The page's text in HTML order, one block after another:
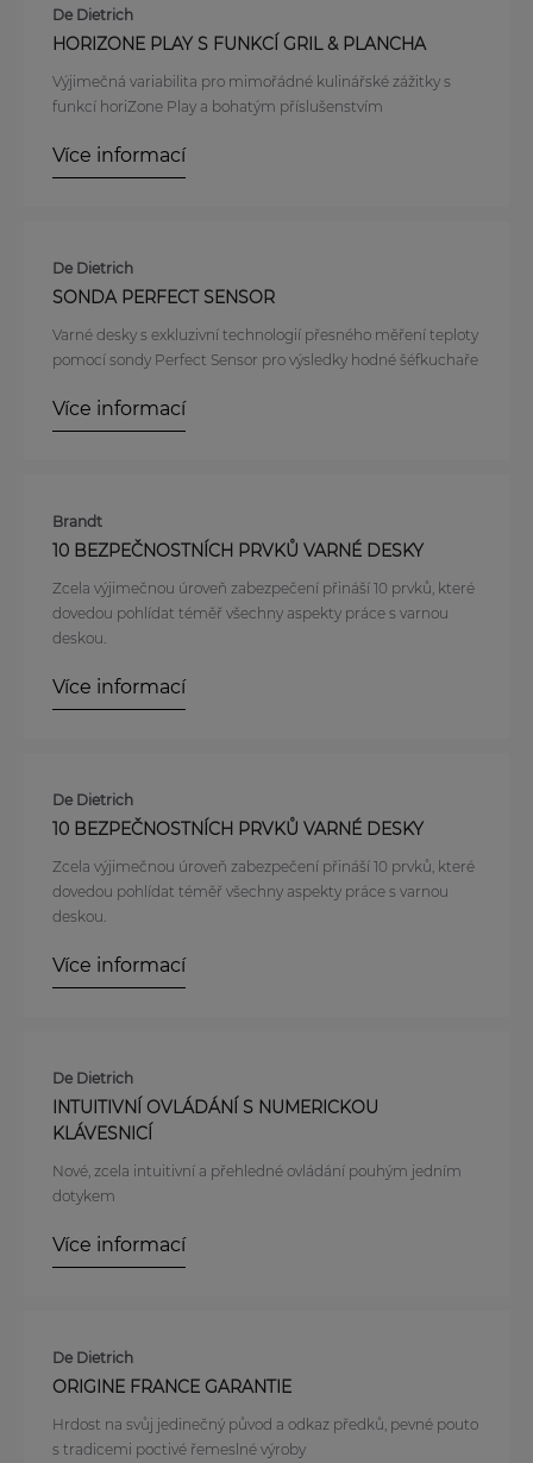
De Dietrich
HORIZONE PLAY S FUNKCÍ GRIL & PLANCHA
Výjimečná variabilita pro mimořádné kulinářské zážitky s
funkcí horiZone Play a bohatým příslušenstvím
Více informací
De Dietrich
SONDA PERFECT SENSOR
Varné desky s exkluzivní technologií přesného měření teploty
pomocí sondy Perfect Sensor pro výsledky hodné šéfkuchaře
Více informací
Brandt
10 BEZPEČNOSTNÍCH PRVKŮ VARNÉ DESKY
Zcela výjimečnou úroveň zabezpečení přináší 10 prvků, které
dovedou pohlídat téměř všechny aspekty práce s varnou
deskou.
Více informací
De Dietrich
10 BEZPEČNOSTNÍCH PRVKŮ VARNÉ DESKY
Zcela výjimečnou úroveň zabezpečení přináší 10 prvků, které
dovedou pohlídat téměř všechny aspekty práce s varnou
deskou.
Více informací
De Dietrich
INTUITIVNÍ OVLÁDÁNÍ S NUMERICKOU
KLÁVESNICÍ
Nové, zcela intuitivní a přehledné ovládání pouhým jedním
dotykem
Více informací
De Dietrich
ORIGINE FRANCE GARANTIE
Hrdost na svůj jedinečný původ a odkaz předků, pevné pouto
s tradicemi poctivé řemeslné výroby